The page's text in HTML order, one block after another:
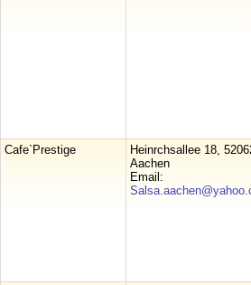
Cafe`Prestige
Heinrchsallee 18,
Aachen
Email: